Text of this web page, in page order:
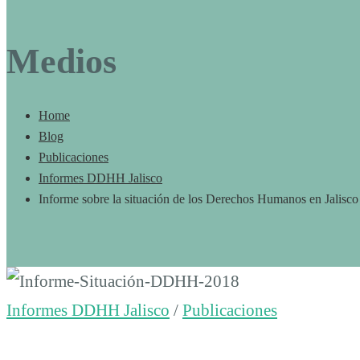
Medios
Home
Blog
Publicaciones
Informes DDHH Jalisco
Informe sobre la situación de los Derechos Humanos en
Informe
Informes DDHH Jalisco / Publicaciones